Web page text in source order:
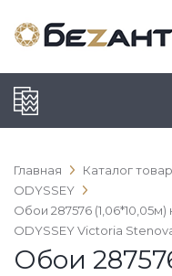
Главная Каталог
ODYSSEY
Обои 287576
ODYSSEY Victoria
Обои